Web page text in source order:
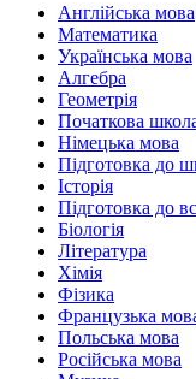
Англійська мова
Математика
Українська мова
Алгебра
Геометрія
Початкова
Німецька мова
Підготовка до
Історія
Підготовка до
Біологія
Література
Хімія
Фізика
Французька
Польська мова
Російська мова